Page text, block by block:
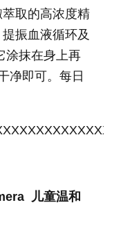
取的高浓度精
振血液循环及
涂抹在身上再
净即可。每日
儿童温和